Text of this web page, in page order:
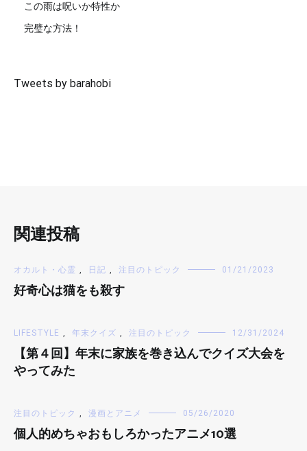
この雨は呪いか特性か
完璧な方法！
Tweets by barahobi
関連投稿
オカルト・心霊 , 日記 , 注目のトピック 01/21/2023
好奇心は猫をも殺す
LIFESTYLE , 年末クイズ , 注目のトピック 12/31/2024
【第４回】年末に家族を巻き込んでクイズ大会を
やってみた
注目のトピック , 漫画とアニメ 05/26/2020
個人的めちゃおもしろかったアニメ10選